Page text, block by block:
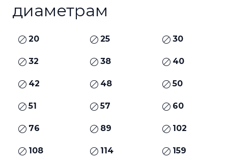
диаметрам
20 25 30
32 38 40
42 48 50
51 57 60
76 89 102
108 114 159